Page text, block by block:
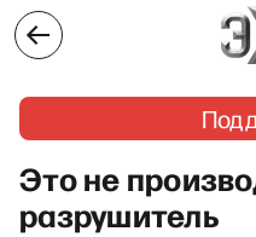
Это не
разрушитель